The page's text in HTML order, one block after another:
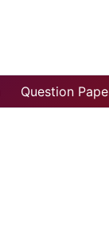
Question